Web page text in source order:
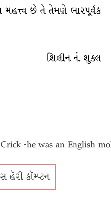
છે તે તેમણે ભારપૂર્વક
શિલીન નં. શુક્લ
-he was an English
હૅરી કૉમ્પ્ટન